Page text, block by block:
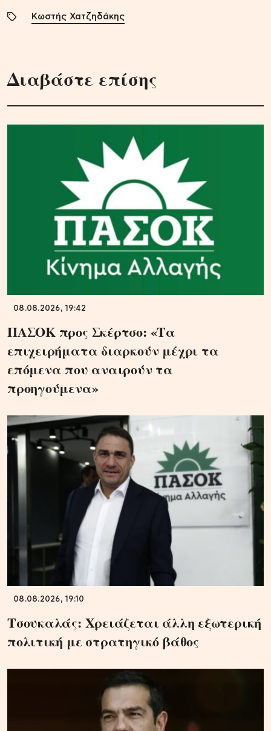
Κωστής Χατζηδάκης
Διαβάστε επίσης
08.08.2026, 19:42
ΠΑΣΟΚ προς Σκέρτσο: «Τα
επιχειρήματα διαρκούν μέχρι τα
επόμενα που αναιρούν τα
προηγούμενα»
08.08.2026, 19:10
Τσουκαλάς: Xρειάζεται άλλη εξωτερική
πολιτική με στρατηγικό βάθος